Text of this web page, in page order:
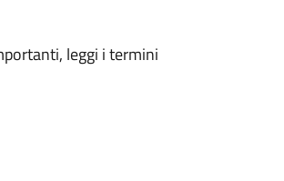
leggi i termini